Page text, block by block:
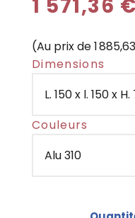
1 571,36
(Au prix de 1
Dimensions
Couleurs